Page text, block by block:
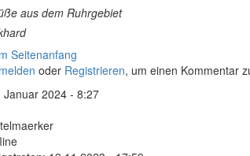
aus dem Ruhrgebiet
Seitenanfang
oder Registrieren, um einen Kommentar
Januar 2024 - 8:27